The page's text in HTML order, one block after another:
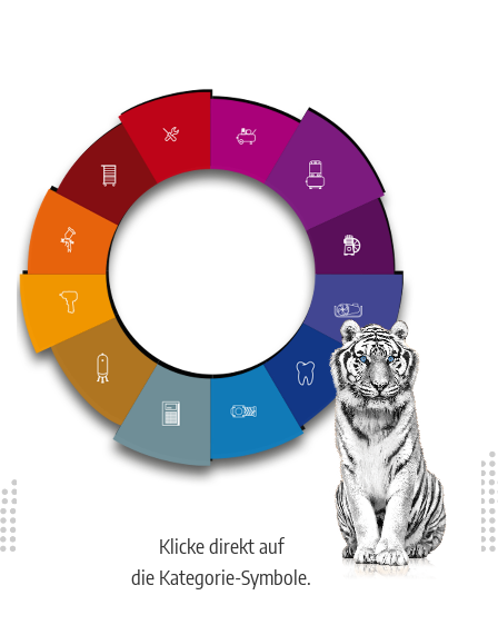
Klicke direkt auf
die Kategorie-Symbole.